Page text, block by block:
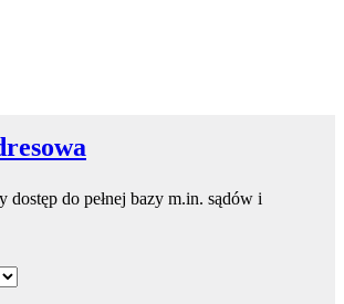
dostęp do pełnej bazy m.in. sądów i